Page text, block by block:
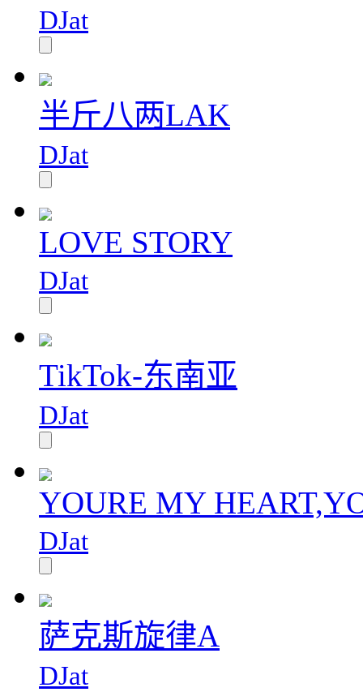
DJat
半斤八两LAK
DJat
LOVE STORY
DJat
TikTok-东南亚
DJat
YOURE MY
DJat
萨克斯旋律A
DJat